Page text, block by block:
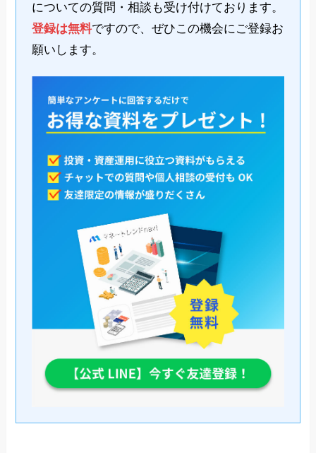
についての質問・相談も受け付けております。
登録は無料ですので、ぜひこの機会にご登録お
願いします。